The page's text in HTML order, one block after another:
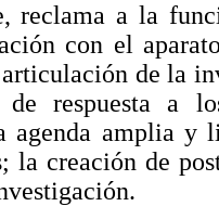
reclama a la
con el
de la
de respuesta a
agenda amplia y
la creación de